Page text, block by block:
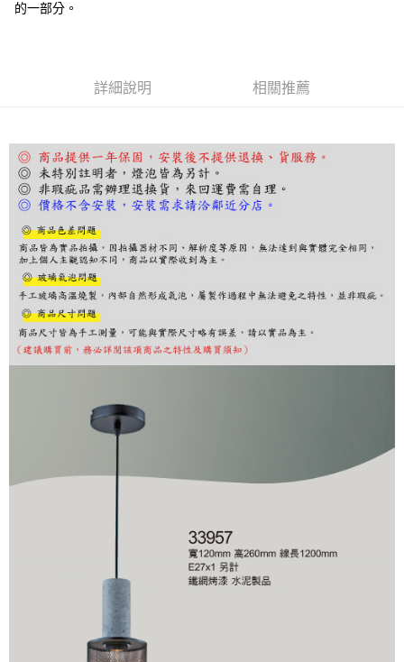
AFTEE先享後付
【「AFTEE先享後付」結帳流程】
１．於結帳方式選擇「AFTEE先享後付」後，將跳轉至「AFTEE先享後付」
結帳頁面，進行簡訊認證並確認金額後，即可完成結帳。
２．訂單成立數日內，您將收到繳費通知簡訊。
３．收到繳費通知簡訊後14天內，點擊此簡訊中的連結，可透過四大超商／
ATM／網路銀行／等多元方式進行付款，方視為交易完成。
※ 請注意：結帳手續完成當下不需立刻繳費，但若您需要取消訂單，請聯絡
購買商品的店家。未經商家同意取消之訂單仍視為有效，需透過AFTEE先享
後付繳納相關費用。
※ 交易是否成功請以「AFTEE先享後付 」之結帳頁面顯示為準，若有關於
是否繳費成功／繳費後需取消欲退款等相關疑問，請聯繫「AFTEE先享後付
客戶支援中心」https://netprotections.freshdesk.com/support/home
易，需依本服務之必要範圍內提供個人資料，並將交易相關給付款項請求債
權轉讓予恩沛科技股份有限公司。
３．未成年的使用者請事先徵得法定代理人或監護人之同意方可使用
時審查核予不同之上限額度；若仍有額度不足之情形，本公司將視審查結果
請求用戶進行身份認證。
５．嚴禁一人註冊多個帳號或使用他人資訊註冊。若發現惡意使用之情形，
恩沛科技股份有限公司將有權停止該用戶之使用額度並採取法律行動。
每筆NT$180，滿NT$5,000(含以上)免運費
的一部分。
詳細說明 相關推薦